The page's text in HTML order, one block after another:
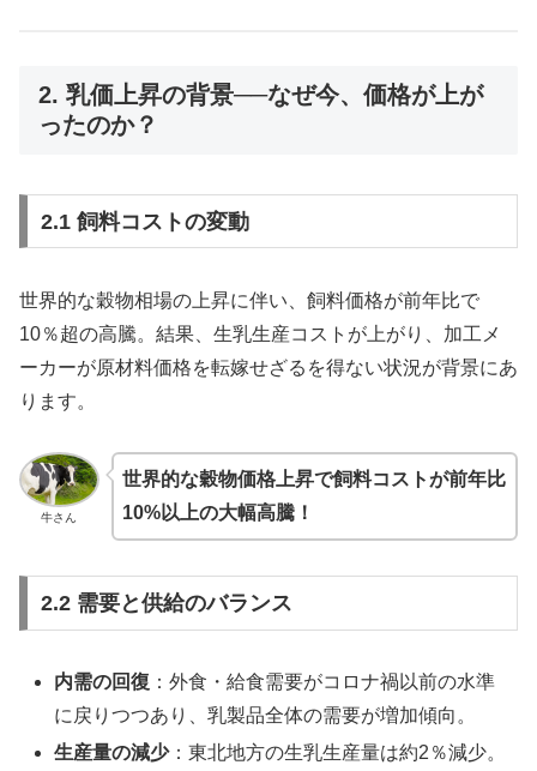
2. 乳価上昇の背景──なぜ今、価格が上が
ったのか？
2.1 飼料コストの変動
世界的な穀物相場の上昇に伴い、飼料価格が前年比で
10％超の高騰。結果、生乳生産コストが上がり、加工メ
ーカーが原材料価格を転嫁せざるを得ない状況が背景にあ
ります。
牛さん
世界的な穀物価格上昇で飼料コストが前年比
10%以上の大幅高騰！
2.2 需要と供給のバランス
内需の回復 ：外食・給食需要がコロナ禍以前の水準
に戻りつつあり、乳製品全体の需要が増加傾向。
生産量の減少：東北地方の生乳生産量は約2％減少。